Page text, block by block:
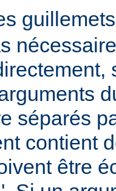
séparés
contient
être